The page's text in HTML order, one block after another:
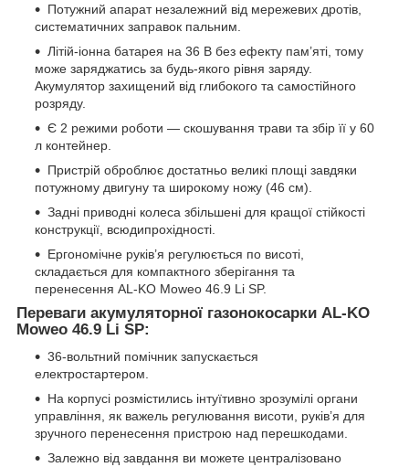
Потужний апарат незалежний від мережевих дротів,
систематичних заправок пальним.
Літій-іонна батарея на 36 В без ефекту пам’яті, тому
може заряджатись за будь-якого рівня заряду.
Акумулятор захищений від глибокого та самостійного
розряду.
Є 2 режими роботи — скошування трави та збір її у 60
л контейнер.
Пристрій оброблює достатньо великі площі завдяки
потужному двигуну та широкому ножу (46 см).
Задні приводні колеса збільшені для кращої стійкості
конструкції, всюдипрохідності.
Ергономічне руків’я регулюється по висоті,
складається для компактного зберігання та
перенесення AL-KO Moweo 46.9 Li SP.
Переваги акумуляторної газонокосарки AL-KO
Moweo 46.9 Li SP:
36-вольтний помічник запускається
електростартером.
На корпусі розмістились інтуїтивно зрозумілі органи
управління, як важель регулювання висоти, руків’я для
зручного перенесення пристрою над перешкодами.
Залежно від завдання ви можете централізовано